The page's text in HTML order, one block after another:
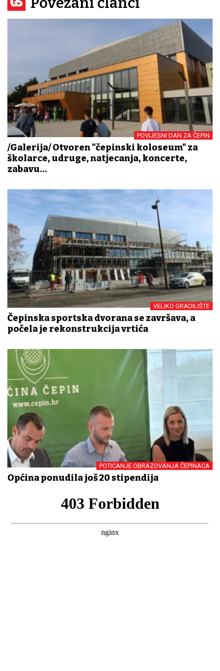
POVIJESNI DAN ZA ČEPIN
/Galerija/ Otvoren "čepinski koloseum" za
školarce, udruge, natjecanja, koncerte,
zabavu...
VELIKO GRADILIŠTE
Čepinska sportska dvorana se završava, a
počela je rekonstrukcija vrtića
POTICANJE OBRAZOVANJA ČEPINACA
Općina ponudila još 20 stipendija